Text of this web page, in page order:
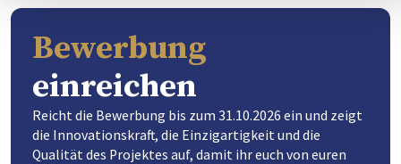
Bewerbung
einreichen
Reicht die Bewerbung bis zum 31.10.2026 ein und zeigt
die Innovationskraft, die Einzigartigkeit und die
Qualität des Projektes auf, damit ihr euch von euren